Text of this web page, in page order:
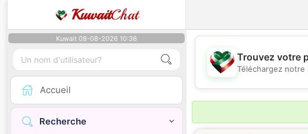
KuwaitChat
Kuwait 08-08-2026 10:36
Accueil
Recherche
💖
Trouvez votre
Téléchargez